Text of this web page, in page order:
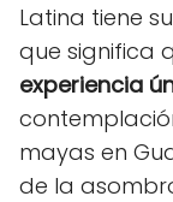
Latina tiene
que significa
experiencia
mayas en
de la